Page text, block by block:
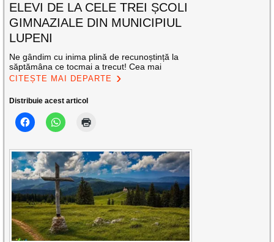
ELEVI DE LA CELE TREI ȘCOLI
GIMNAZIALE DIN MUNICIPIUL
LUPENI
Ne gândim cu inima plină de recunoștință la
săptămâna ce tocmai a trecut! Cea mai
CITEȘTE MAI DEPARTE
Distribuie acest articol